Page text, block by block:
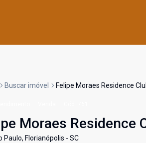
Buscar imóvel Felipe Moraes Residence
Moraes Residence
Paulo, Florianópolis - SC